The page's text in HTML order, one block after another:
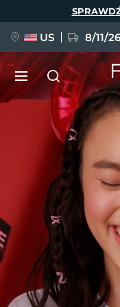
US 8/11/26
NOWOŚĆ
FAQ™ Pure
BREAKING NEWS
issa™ Teeth
Język
English
Français
Polski
Türkçe